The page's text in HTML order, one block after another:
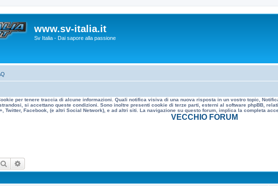
www.sv-italia.it
Sv Italia - Dai sapore alla passione
per tenere traccia di alcune informazioni. Quali notifica visiva di una nuova risposta in un vostro topic,
si accettano queste condizioni. Sono inoltre presenti cookie di terze parti, esterni al software phpBB,
Twitter, Facebook, (e altri Social Network), e ad altri siti. La navigazione su questo forum, implica la completa
VECCHIO FORUM
Cerca